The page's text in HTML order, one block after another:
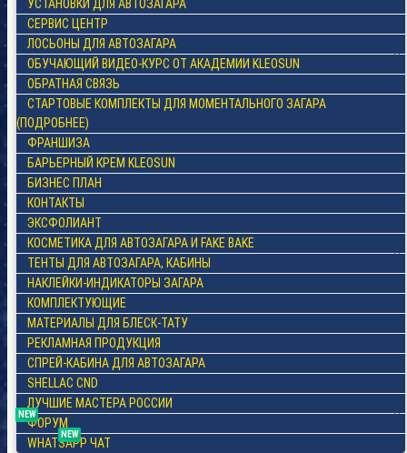
УСТАНОВКИ ДЛЯ АВТОЗАГАРА
СЕРВИС ЦЕНТР
ЛОСЬОНЫ ДЛЯ АВТОЗАГАРА
ОБУЧАЮЩИЙ ВИДЕО-КУРС ОТ АКАДЕМИИ KLEOSUN
ОБРАТНАЯ СВЯЗЬ
СТАРТОВЫЕ КОМПЛЕКТЫ ДЛЯ МОМЕНТАЛЬНОГО ЗАГАРА
(ПОДРОБНЕЕ)
ФРАНШИЗА
БАРЬЕРНЫЙ КРЕМ KLEOSUN
БИЗНЕС ПЛАН
КОНТАКТЫ
ЭКСФОЛИАНТ
КОСМЕТИКА ДЛЯ АВТОЗАГАРА И FAKE BAKE
ТЕНТЫ ДЛЯ АВТОЗАГАРА, КАБИНЫ
НАКЛЕЙКИ-ИНДИКАТОРЫ ЗАГАРА
КОМПЛЕКТУЮЩИЕ
МАТЕРИАЛЫ ДЛЯ БЛЕСК-ТАТУ
РЕКЛАМНАЯ ПРОДУКЦИЯ
СПРЕЙ-КАБИНА ДЛЯ АВТОЗАГАРА
SHELLAC CND
ЛУЧШИЕ МАСТЕРА РОССИИ
NEW
ФОРУМ
NEW
WHATSAPP ЧАТ